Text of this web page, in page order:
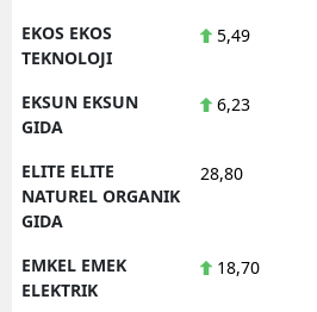
EKOS EKOS
TEKNOLOJI
5,49
EKSUN EKSUN
GIDA
6,23
ELITE ELITE
NATUREL ORGANIK
GIDA
28,80
EMKEL EMEK
ELEKTRIK
18,70